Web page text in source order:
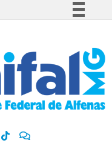
Participe
Acesso à informação
Legislação